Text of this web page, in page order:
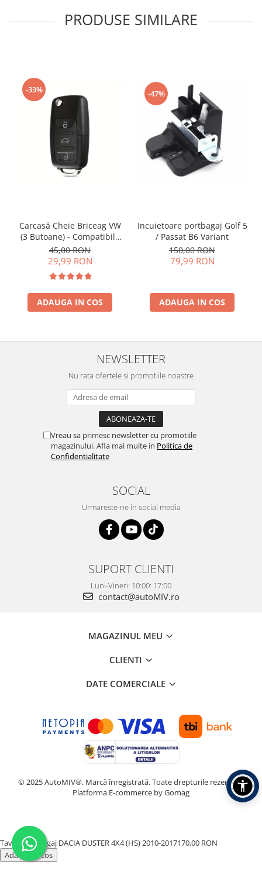
PRODUSE SIMILARE
-33%
Carcasă Cheie Briceag VW
(3 Butoane) - Compatibilă
Golf 5, Jetta, Touran etc
45,00 RON
29,99 RON
ADAUGA IN COS
-47%
Incuietoare portbagaj Golf 5
/ Passat B6 Variant
150,00 RON
79,99 RON
ADAUGA IN COS
NEWSLETTER
Nu rata ofertele si promotiile noastre
Vreau sa primesc newsletter cu promotiile
magazinului. Afla mai multe in Politica de
Confidentialitate
SOCIAL
Urmareste-ne in social media
SUPORT CLIENTI
Luni-Vineri: 10:00: 17:00
contact@autoMIV.ro
MAGAZINUL MEU
CLIENTI
DATE COMERCIALE
© 2025 AutoMIV®. Marcă înregistrată. Toate drepturile rezervate.
Platforma E-commerce by Gomag
Tavita Portbagaj DACIA DUSTER 4X4 (HS) 2010-2017170,00 RON
Adauga in cos